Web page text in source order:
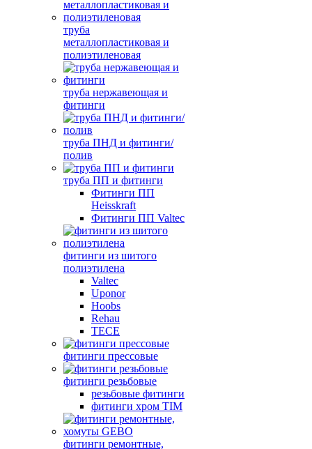
труба
металлопластиковая и
полиэтиленовая
труба нержавеющая и
фитинги
труба ПНД и фитинги/
полив
труба ПП и фитинги
Фитинги ПП
Heisskraft
Фитинги ПП Valtec
фитинги из шитого
полиэтилена
Valtec
Uponor
Hoobs
Rehau
TECE
фитинги прессовые
фитинги резьбовые
резьбовые фитинги
фитинги хром TIM
фитинги ремонтные,